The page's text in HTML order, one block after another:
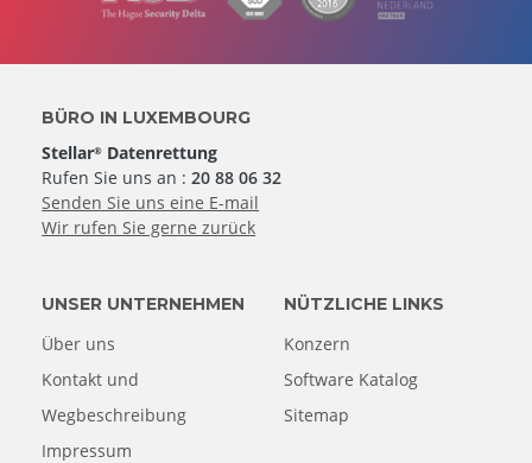
BÜRO IN LUXEMBOURG
Stellar® Datenrettung
Rufen Sie uns an :20 88 06 32
Senden Sie uns eine E-mail
Wir rufen Sie gerne zurück
UNSER UNTERNEHMEN
Über uns
Kontakt und
Wegbeschreibung
Impressum
NÜTZLICHE LINKS
Konzern
Software Katalog
Sitemap